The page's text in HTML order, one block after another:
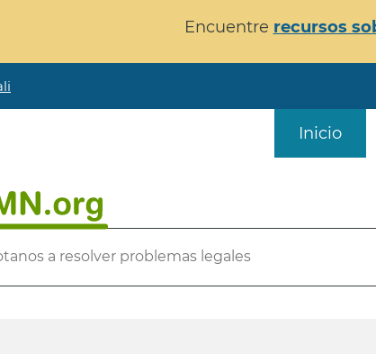
Encuentre recursos
a resolver problemas legales
Inicio